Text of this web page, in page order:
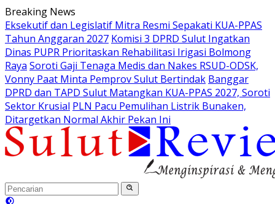
Langsung
ke
konten
Breaking News
Eksekutif dan Legislatif Mitra Resmi Sepakati KUA-PPAS
Tahun Anggaran 2027 Komisi 3 DPRD Sulut Ingatkan
Dinas PUPR Prioritaskan Rehabilitasi Irigasi Bolmong
Raya Soroti Gaji Tenaga Medis dan Nakes RSUD-ODSK,
Vonny Paat Minta Pemprov Sulut Bertindak Banggar
DPRD dan TAPD Sulut Matangkan KUA-PPAS 2027, Soroti
Sektor Krusial PLN Pacu Pemulihan Listrik Bunaken,
Ditargetkan Normal Akhir Pekan Ini